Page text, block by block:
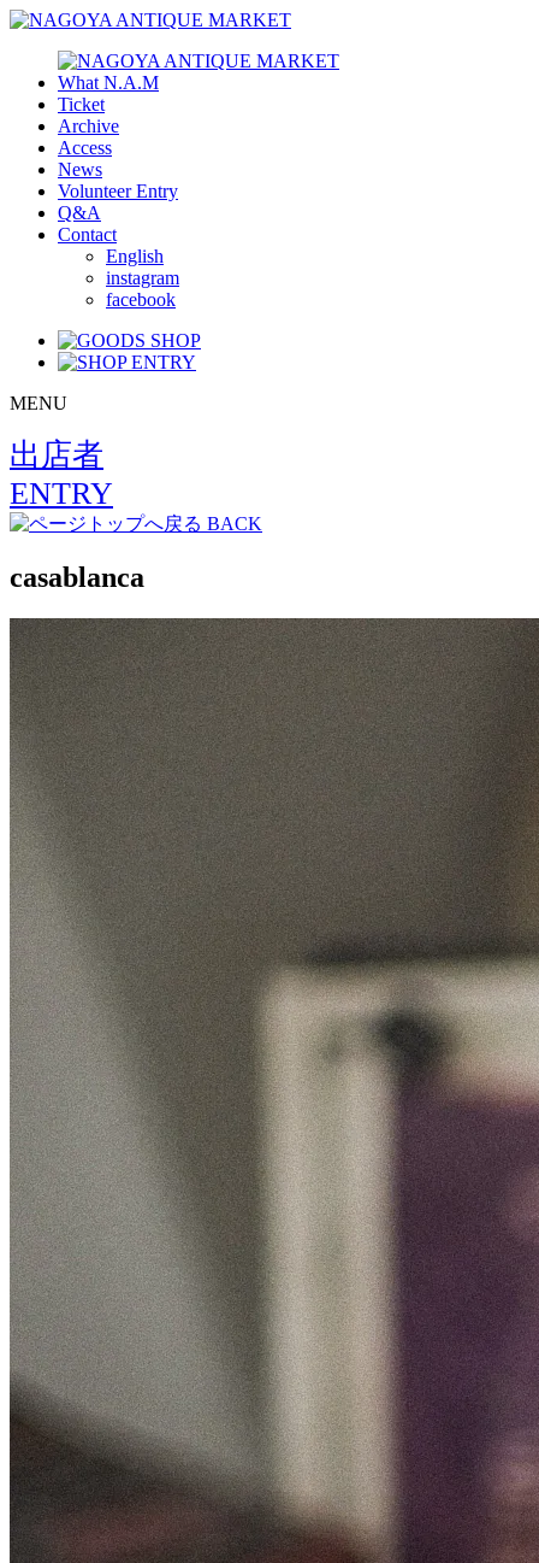
What N.A.M
Ticket
Archive
Access
News
Volunteer Entry
Q&A
Contact
English
instagram
facebook
MENU
出店者
ENTRY
BACK
casablanca